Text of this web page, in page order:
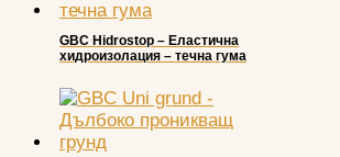
GBC Hidrostop – Еластична
хидроизолация – течна гума